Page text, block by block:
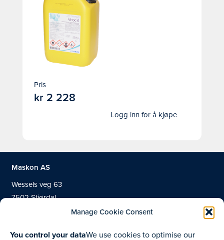
Manage Cookie Consent
You control your dataWe use cookies to optimise our
Pris
kr2 228
Logg inn for å kjøpe
Maskon AS
Wessels veg 63
7502 Stjørdal